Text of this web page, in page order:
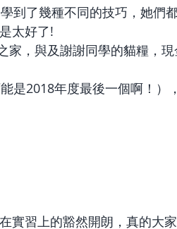
到了幾種不同的技巧，她們
太好了!
家，與及謝謝同學的貓糧，
是2018年度最後一個啊！）
實習上的豁然開朗，真的大